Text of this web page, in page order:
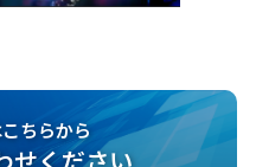
ちらから